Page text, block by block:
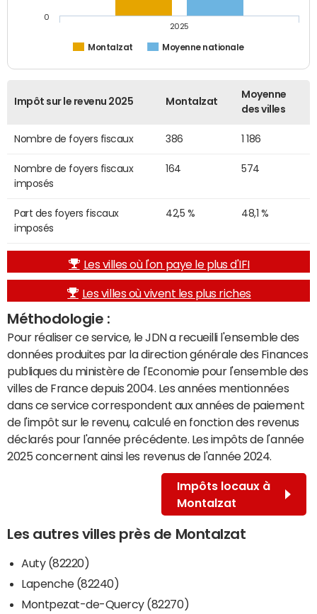
Montalzat Moyenne nationale
2025
0
Impôt sur le revenu 2025 Montalzat
Moyenne
des villes
Nombre de foyers fiscaux 386 1 186
Nombre de foyers fiscaux
imposés
164 574
Part des foyers fiscaux
imposés
42,5 % 48,1 %
Les villes où l'on paye le plus d'IFI
Les villes où vivent les plus riches
Méthodologie :
Pour réaliser ce service, le JDN a recueilli l'ensemble des
données produites par la direction générale des Finances
publiques du ministère de l'Economie pour l'ensemble des
villes de France depuis 2004. Les années mentionnées
dans ce service correspondent aux années de paiement
de l'impôt sur le revenu, calculé en fonction des revenus
déclarés pour l'année précédente. Les impôts de l'année
2025 concernent ainsi les revenus de l'année 2024.
Impôts locaux à
Montalzat
Les autres villes près de Montalzat
Auty (82220)
Lapenche (82240)
Montpezat-de-Quercy (82270)